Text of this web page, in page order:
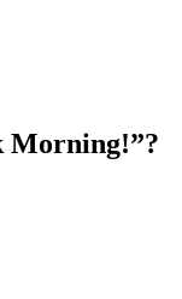
Morning!”?